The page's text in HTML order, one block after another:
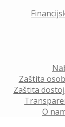
Zaštita
Zaštita
O